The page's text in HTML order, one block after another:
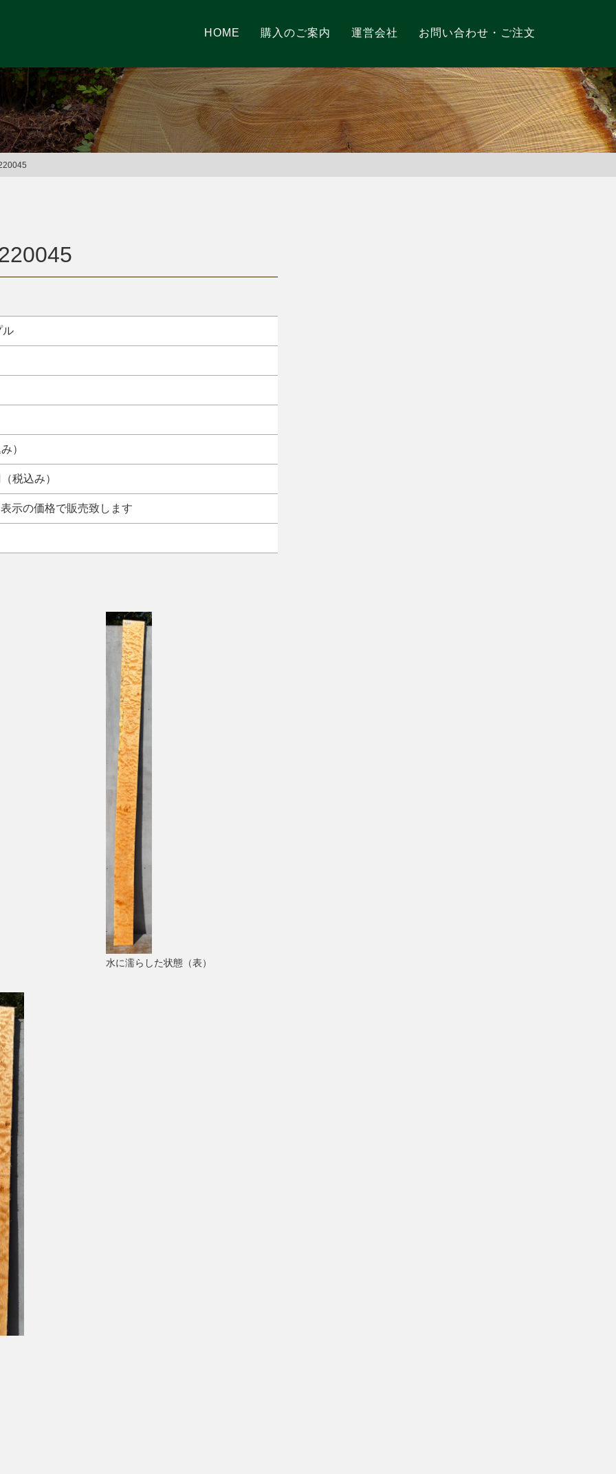
HOME 購入のご案内 運営会社 お問い合わせ・ご注文
ル
）
税込み）
示の価格で販売致します
水に濡らした状態（表）